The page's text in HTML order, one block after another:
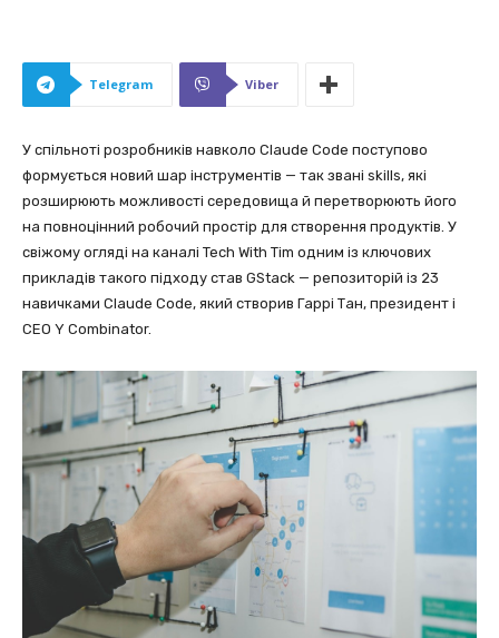
Telegram Viber
У спільноті розробників навколо Claude Code поступово
формується новий шар інструментів — так звані skills, які
розширюють можливості середовища й перетворюють його
на повноцінний робочий простір для створення продуктів. У
свіжому огляді на каналі Tech With Tim одним із ключових
прикладів такого підходу став GStack — репозиторій із 23
навичками Claude Code, який створив Гаррі Тан, президент і
CEO Y Combinator.